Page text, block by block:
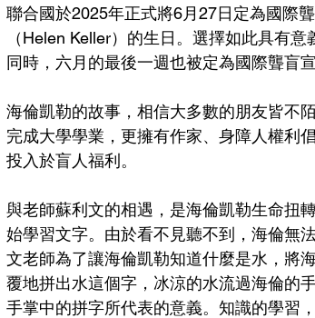
聯合國於2025年正式將6月27日定為國際
（Helen Keller）的生日。選擇如此具有
同時，六月的最後一週也被定為國際聾盲宣
海倫凱勒的故事，相信大多數的朋友皆不
完成大學學業，更擁有作家、身障人權利
投入於盲人福利。
與老師蘇利文的相遇，是海倫凱勒生命扭
始學習文字。由於看不見聽不到，海倫無
文老師為了讓海倫凱勒知道什麼是水，將
覆地拼出水這個字，冰涼的水流過海倫的
手掌中的拼字所代表的意義。知識的學習